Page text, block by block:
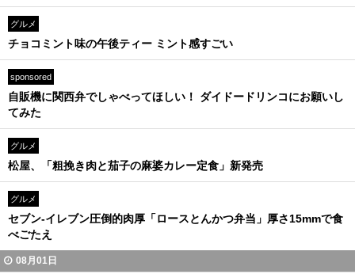
グルメ
チョコミント味の午後ティー ミント感すごい
sponsored
自販機に関西弁でしゃべってほしい！ ダイドードリンコにお願いし
てみた
グルメ
松屋、「粗挽き肉と茄子の麻婆カレー定食」新発売
グルメ
セブン-イレブン圧倒的肉厚「ロースとんかつ弁当」厚さ15mmで食
べごたえ
08月01日